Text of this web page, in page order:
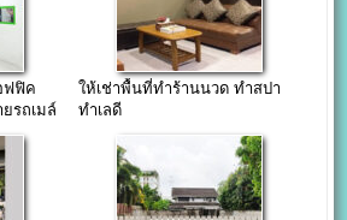
ฟฟิค
รถเมล์
ให้เช่าพื้นที่ทำร้านนวด ทำสปา
ทำเลดี